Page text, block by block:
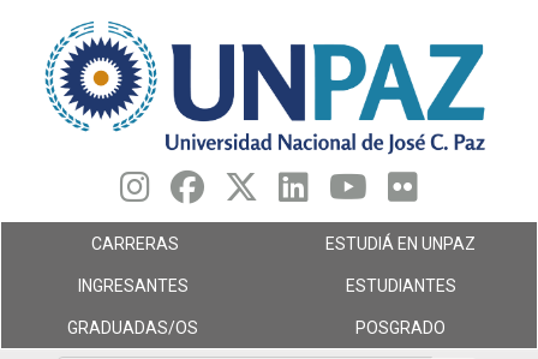
contenido
principal
CARRERAS ESTUDIÁ EN UNPAZ
INGRESANTES ESTUDIANTES
GRADUADAS/OS POSGRADO